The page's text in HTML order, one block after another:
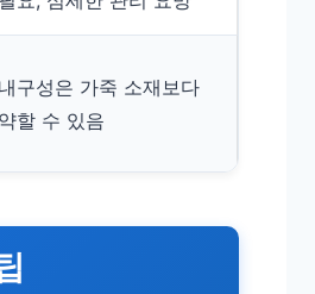
내구성은 가죽 소재보다
약할 수 있음